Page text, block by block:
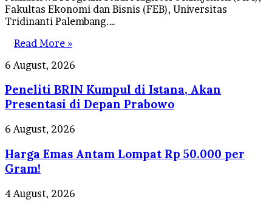
Fakultas Ekonomi dan Bisnis (FEB), Universitas
Tridinanti Palembang.…
Read More »
Peneliti
Kumpul
di
Istana,
Akan
Presentasi
di
Depan
Prabowo
6 August, 2026
Peneliti BRIN Kumpul di Istana, Akan
Presentasi di Depan Prabowo
Harga
Antam
Lompat
Rp
50.000
6 August, 2026
Harga Emas Antam Lompat Rp 50.000 per
Gram!
Herdman
4 August, 2026